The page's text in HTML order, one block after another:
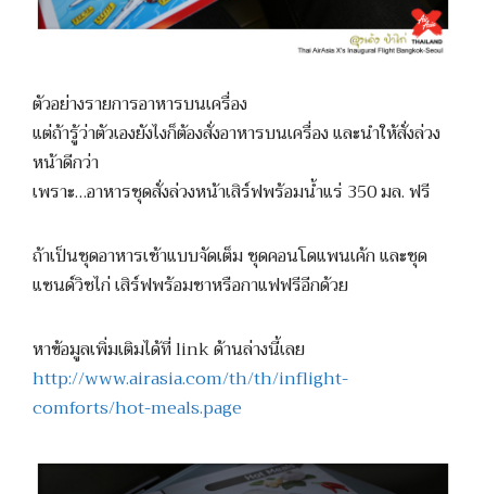
ตัวอย่างรายการอาหารบนเครื่อง
แต่ถ้ารู้ว่าตัวเองยังไงก็ต้องสั่งอาหารบนเครื่อง และนำให้สั่งล่วง
หน้าดีกว่า
เพราะ…อาหารชุดสั่งล่วงหน้าเสิร์ฟพร้อมน้ำแร่ 350 มล. ฟรี
ถ้าเป็นชุดอาหารเช้าแบบจัดเต็ม ชุดคอนโดแพนเค้ก และชุด
แซนด์วิชไก่ เสิร์ฟพร้อมชาหรือกาแฟฟรีอีกด้วย
หาข้อมูลเพิ่มเติมได้ที่ link ด้านล่างนี้เลย
http://www.airasia.com/th/th/inflight-
comforts/hot-meals.page